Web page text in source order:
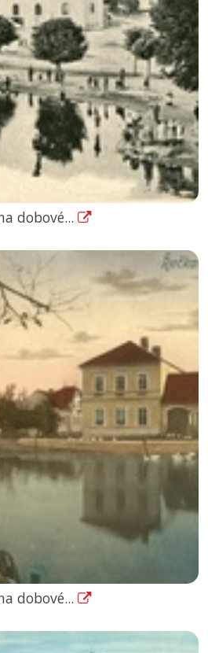
dobové...
dobové...